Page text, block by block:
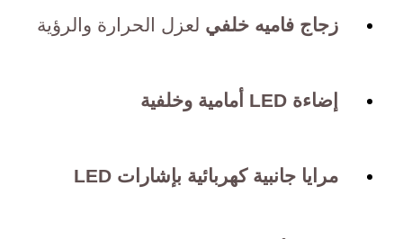
زجاج فاميه خلفي لعزل الحرارة والرؤية
إضاءة LED أمامية وخلفية
مرايا جانبية كهربائية بإشارات LED